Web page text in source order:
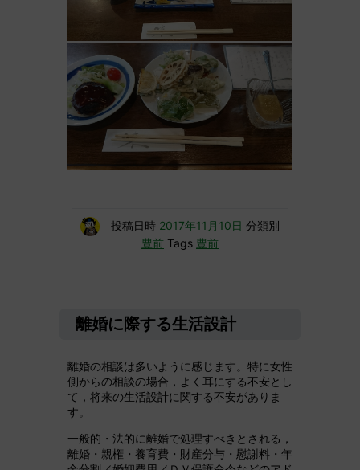
投稿日時 2017年11月10日 分類別
豊前 Tags 豊前
離婚に際する生活設計
離婚の相談は多いように感じます。特に女性
側からの相談の場合，よく耳にする不安とし
て，将来の生活設計に関する不安がありま
す。
一般的・法的に離婚で処理すべきとされる，
離婚・親権・養育費・財産分与・慰謝料・年